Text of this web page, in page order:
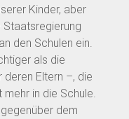
Kinder, aber
Staatsregierung
den Schulen ein.
als die
Eltern –, die
in die Schule.
dem